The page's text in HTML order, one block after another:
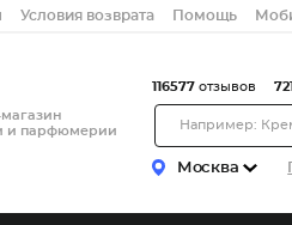
Условия возврата Помощь
и парфюмерии
Москва
116577 отзывов